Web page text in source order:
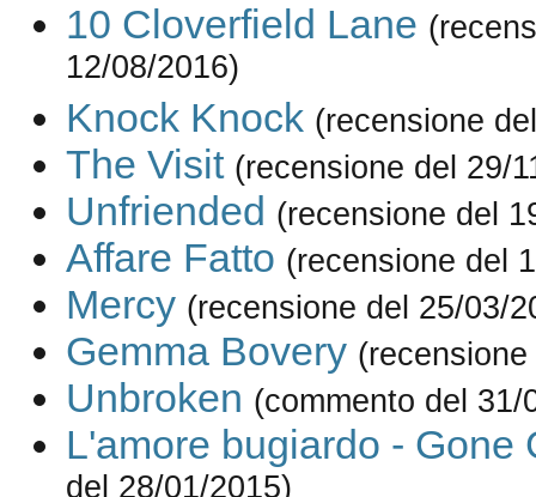
10 Cloverfield Lane
12/08/2016)
Knock Knock (recensione
The Visit (recensione del 29/
Unfriended (recensione del
Affare Fatto (recensione del
Mercy (recensione del 25/03/
Gemma Bovery
Unbroken (commento del 31/
L'amore bugiardo - Gone